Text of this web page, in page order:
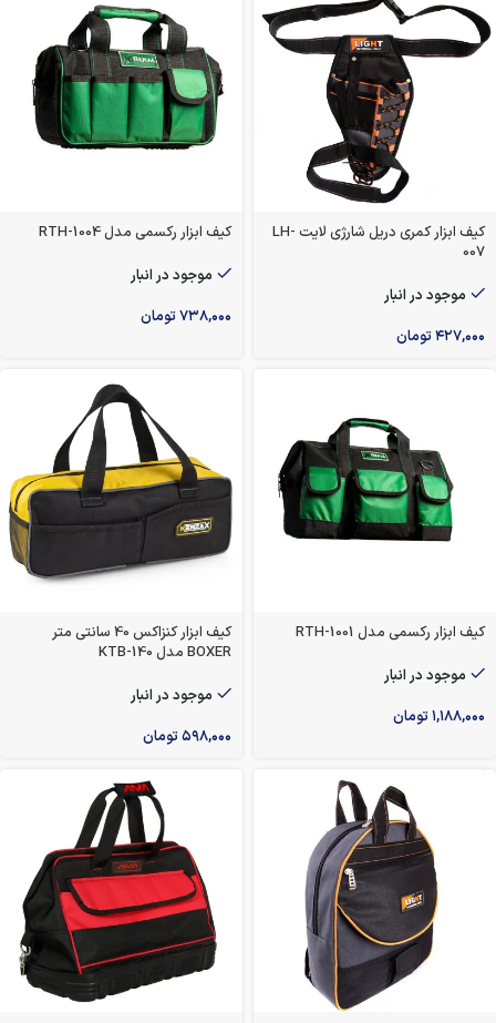
کیف ابزار کمری دریل شارژی لایت LH-
007
موجود در انبار
۴۲۷,۰۰۰تومان
کیف ابزار رکسمی مدل RTH-1004
موجود در انبار
۷۳۸,۰۰۰تومان
کیف ابزار رکسمی مدل RTH-1001
موجود در انبار
۱,۱۸۸,۰۰۰تومان
کیف ابزار کنزاکس 40 سانتی متر
BOXER مدل KTB-140
موجود در انبار
۵۹۸,۰۰۰تومان